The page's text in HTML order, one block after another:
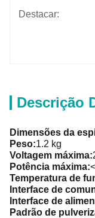
Destacar:
Descrição
Dimensões da
Peso:1.2 kg
Voltagem máxima:
Potência máxima:
Temperatura de
Interface de
Interface de
Padrão de